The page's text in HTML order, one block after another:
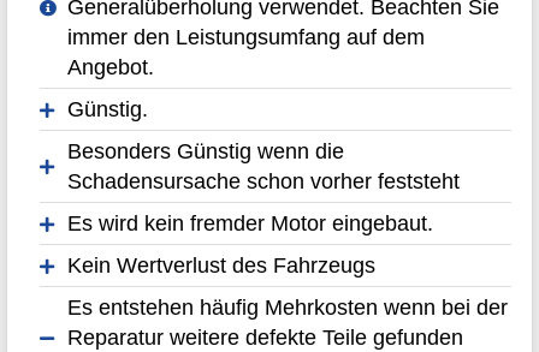
Generalüberholung verwendet. Beachten Sie
immer den Leistungsumfang auf dem
Angebot.
Günstig.
Besonders Günstig wenn die
Schadensursache schon vorher feststeht
Es wird kein fremder Motor eingebaut.
Kein Wertverlust des Fahrzeugs
Es entstehen häufig Mehrkosten wenn bei der
Reparatur weitere defekte Teile gefunden